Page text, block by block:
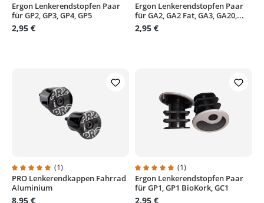
Ergon Lenkerendstopfen Paar
für GP2, GP3, GP4, GP5
2,95 €
Ergon Lenkerendstopfen Paar
für GA2, GA2 Fat, GA3, GA20,...
2,95 €
Durchschnittliche Bewertung von 5 von 5 Sternen
(1)
PRO Lenkerendkappen Fahrrad
Aluminium
8,95 €
Durchschnittliche Bewertung
(1)
Ergon Lenkerendstopfen Paar
für GP1, GP1 BioKork, GC1
2,95 €